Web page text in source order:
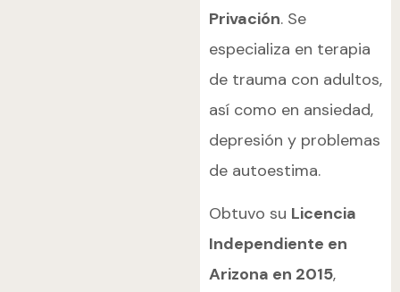
Privación. Se
especializa en terapia
de trauma con adultos,
así como en ansiedad,
depresión y problemas
de autoestima.
Obtuvo su Licencia
Independiente en
Arizona en 2015,